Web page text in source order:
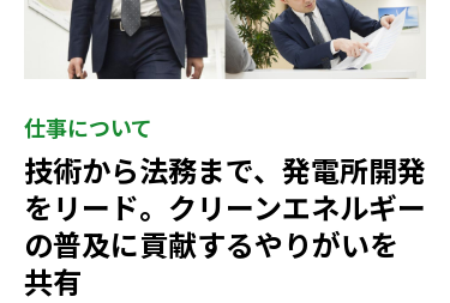
仕事について
技術から法務まで、発電所開発
をリード。クリーンエネルギー
の普及に貢献するやりがいを
共有